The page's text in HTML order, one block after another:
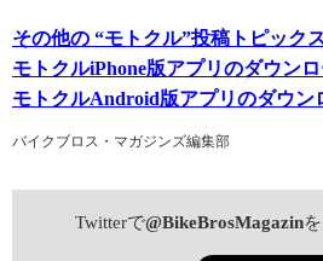
その他の “モトクル”投稿トピック
モトクルiPhone版アプリのダウン
モトクルAndroid版アプリのダウン
バイクブロス・マガジンズ編集部
Twitterで@BikeBrosMagazin